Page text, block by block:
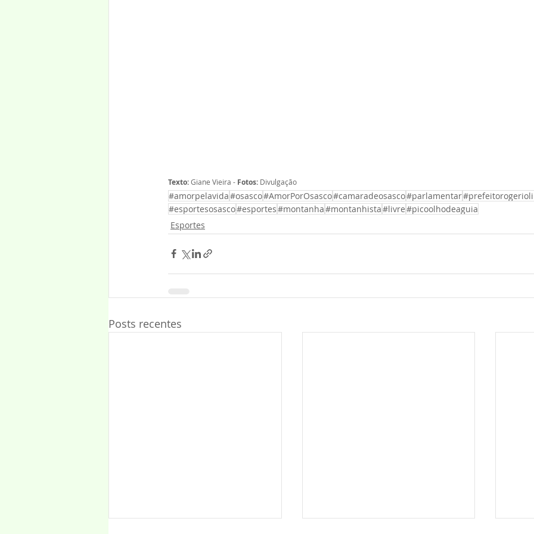
Texto: Giane Vieira - Fotos: Divulgação
#amorpelavida#osasco#AmorPorOsasco#camaradeosasco#parlamentar
#esportesosasco#esportes#montanha#montanhista#livre#picoolhodeaguia
Esportes
Posts recentes